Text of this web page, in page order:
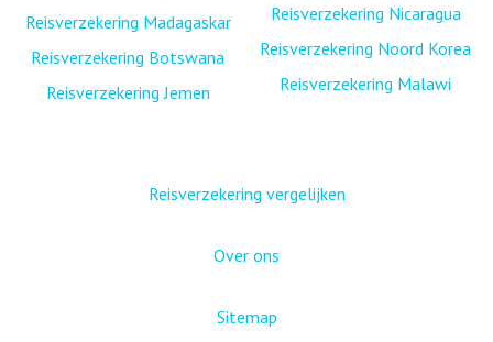
Reisverzekering Madagaskar
Reisverzekering Botswana
Reisverzekering Jemen
Reisverzekering Nicaragua
Reisverzekering Noord Korea
Reisverzekering Malawi
Reisverzekering vergelijken
Over ons
Sitemap